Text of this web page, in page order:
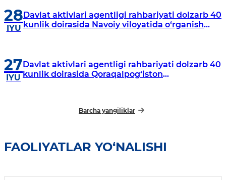
28
IYU
Davlat aktivlari agentligi rahbariyati dolzarb 40
kunlik doirasida Navoiy viloyatida o‘rganish
27
IYU
Davlat aktivlari agentligi rahbariyati dolzarb 40
kunlik doirasida Qoraqalpog‘iston
Barcha yangiliklar
FAOLIYATLAR YO‘NALISHI